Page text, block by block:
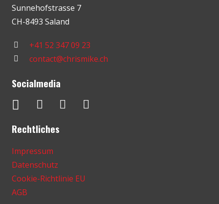
Sunnehofstrasse 7
CH-8493 Saland
+41 52 347 09 23
contact@chrismike.ch
Socialmedia
Rechtliches
Impressum
Datenschutz
Cookie-Richtlinie EU
AGB